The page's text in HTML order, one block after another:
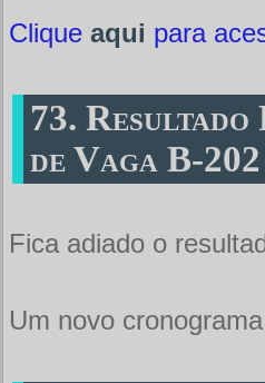
Cliqueaqui para
73.
de Vaga B-
Fica adiado o
Um novo